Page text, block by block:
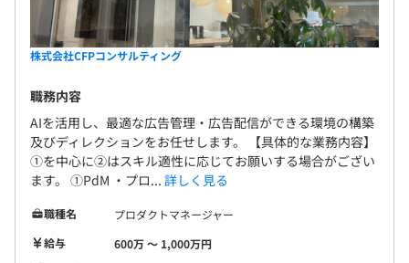
株式会社CFPコンサルティング
職務内容
AIを活用し、最適な広告管理・広告配信ができる環境の構築
及びディレクションをお任せします。 【具体的な業務内容】
①を中心に②はスキル適性に応じてお願いする場合がござい
ます。 ①PdM ・プロ... 詳しく見る
職種名
プロダクトマネージャー
給与
600万 〜 1,000万円